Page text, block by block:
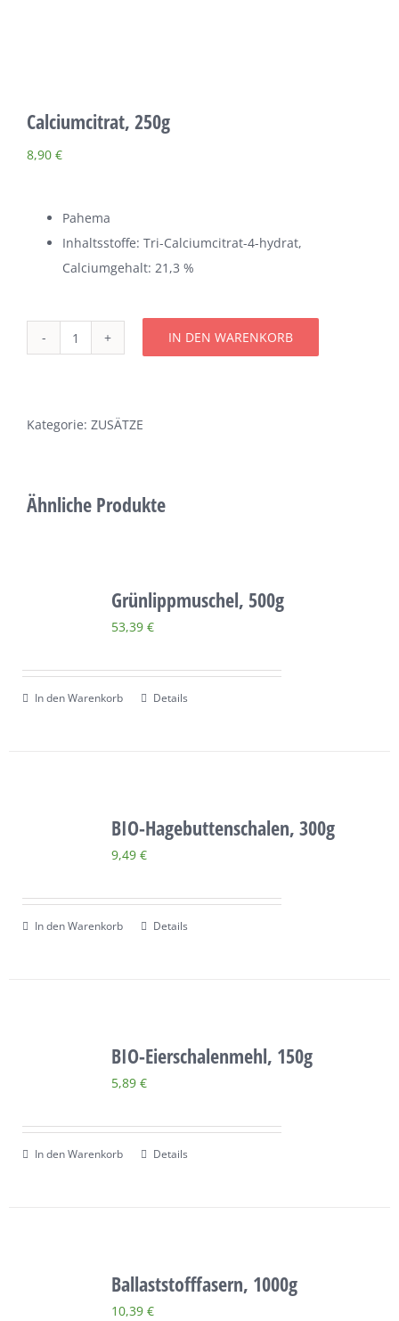
Kontakt & Anfahrt
Calciumcitrat, 250g
8,90 €
Pahema
Inhaltsstoffe: Tri-Calciumcitrat-4-hydrat,
Calciumgehalt: 21,3 %
Calciumcitrat,
IN DEN WARENKORB
Kategorie: ZUSÄTZE
Ähnliche Produkte
Grünlippmuschel, 500g
53,39 €
In den Warenkorb Details
BIO-Hagebuttenschalen, 300g
9,49 €
In den Warenkorb Details
BIO-Eierschalenmehl, 150g
5,89 €
In den Warenkorb Details
Ballaststofffasern, 1000g
10,39 €